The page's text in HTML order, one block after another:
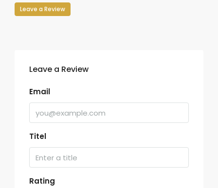
Leave a Review
Leave a Review
Email
Titel
Rating